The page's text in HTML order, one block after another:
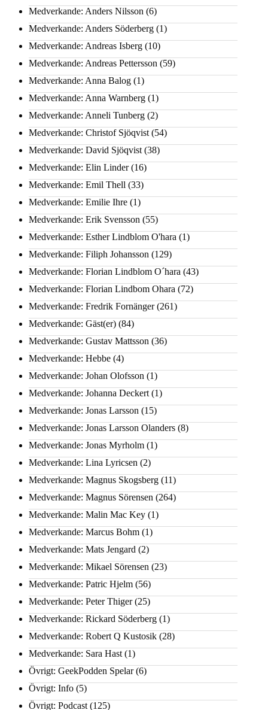
Medverkande: Anders Nilsson (6)
Medverkande: Anders Söderberg (1)
Medverkande: Andreas Isberg (10)
Medverkande: Andreas Pettersson (59)
Medverkande: Anna Balog (1)
Medverkande: Anna Warnberg (1)
Medverkande: Anneli Tunberg (2)
Medverkande: Christof Sjöqvist (54)
Medverkande: David Sjöqvist (38)
Medverkande: Elin Linder(16)
Medverkande: Emil Thell (33)
Medverkande: Emilie Ihre (1)
Medverkande: Erik Svensson (55)
Medverkande: Esther Lindblom O'hara (1)
Medverkande: Filiph Johansson (129)
Medverkande: Florian Lindblom O´hara (43)
Medverkande: Florian Lindbom Ohara (72)
Medverkande: Fredrik Fornänger(261)
Medverkande: Gäst(er) (84)
Medverkande: Gustav Mattsson (36)
Medverkande: Hebbe (4)
Medverkande: Johan Olofsson (1)
Medverkande: Johanna Deckert (1)
Medverkande: Jonas Larsson (15)
Medverkande: Jonas Larsson Olanders (8)
Medverkande: Jonas Myrholm (1)
Medverkande: Lina Lyricsen (2)
Medverkande: Magnus Skogsberg (11)
Medverkande: Magnus Sörensen (264)
Medverkande: Malin Mac Key (1)
Medverkande: Marcus Bohm (1)
Medverkande: Mats Jengard (2)
Medverkande: Mikael Sörensen (23)
Medverkande: Patric Hjelm (56)
Medverkande: Peter Thiger(25)
Medverkande: Rickard Söderberg (1)
Medverkande: Robert Q Kustosik (28)
Medverkande: Sara Hast (1)
Övrigt: GeekPodden Spelar(6)
Övrigt: Info (5)
Övrigt: Podcast (125)